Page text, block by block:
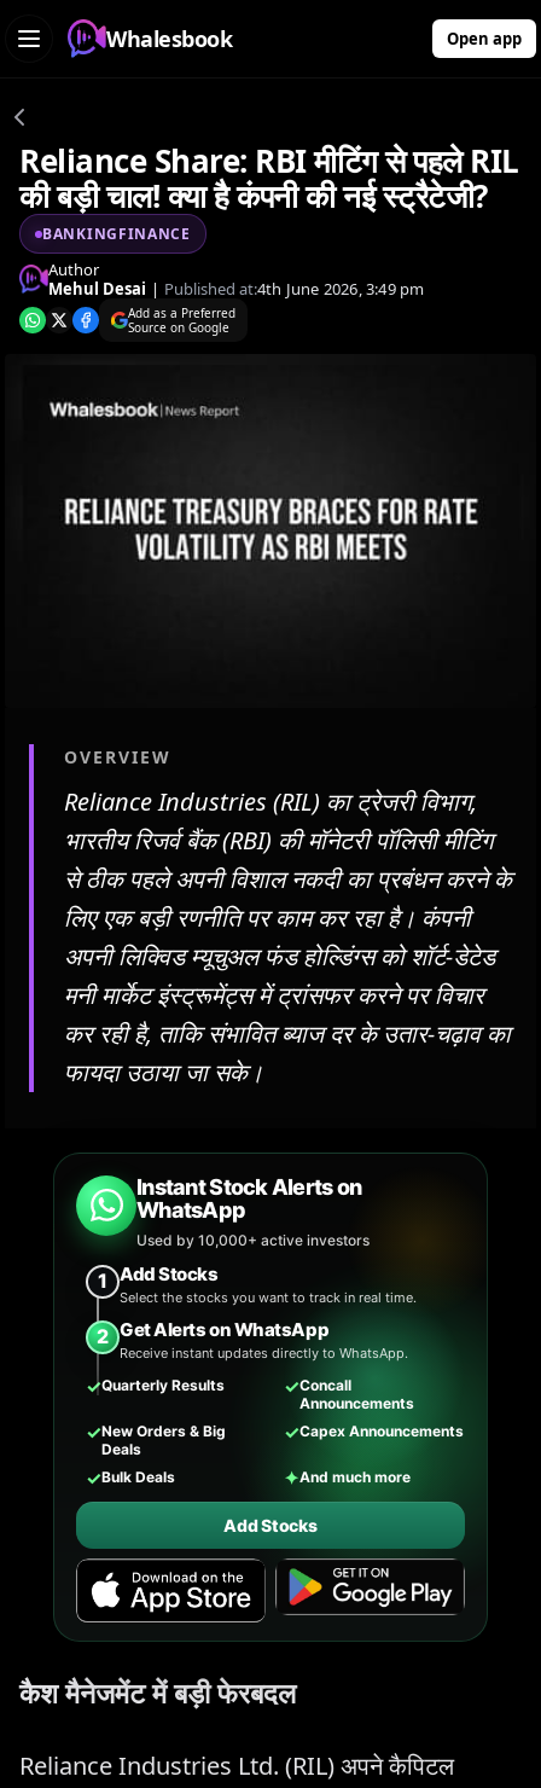
Whalesbook Open app
Reliance Share: RBI मीटिंग से पहले RIL
की बड़ी चाल! क्या है कंपनी की नई स्ट्रैटेजी?
BANKINGFINANCE
Author
Mehul Desai | Published at:4th June 2026, 3:49 pm
Add as a Preferred
Source on Google
OVERVIEW
Reliance Industries (RIL) का ट्रेजरी विभाग,
भारतीय रिजर्व बैंक (RBI) की मॉनेटरी पॉलिसी मीटिंग
से ठीक पहले अपनी विशाल नकदी का प्रबंधन करने के
लिए एक बड़ी रणनीति पर काम कर रहा है। कंपनी
अपनी लिक्विड म्यूचुअल फंड होल्डिंग्स को शॉर्ट-डेटेड
मनी मार्केट इंस्ट्रूमेंट्स में ट्रांसफर करने पर विचार
कर रही है, ताकि संभावित ब्याज दर के उतार-चढ़ाव का
फायदा उठाया जा सके।
Instant Stock Alerts on
WhatsApp
Used by 10,000+ active investors
1 Add Stocks
Select the stocks you want to track in real time.
2 Get Alerts on WhatsApp
Receive instant updates directly to WhatsApp.
✓Quarterly Results ✓Concall
Announcements
✓New Orders & Big
Deals
✓Capex Announcements
✓Bulk Deals ✦And much more
Add Stocks
कैश मैनेजमेंट में बड़ी फेरबदल
Reliance Industries Ltd. (RIL) अपने कैपिटल